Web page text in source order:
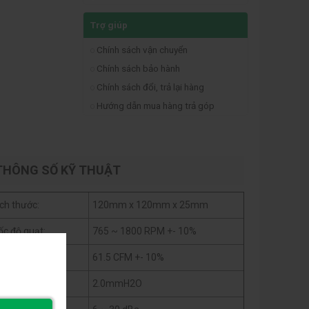
Trợ giúp
Chính sách vận chuyển
Chính sách bảo hành
Chính sách đổi, trả lại hàng
Hướng dẫn mua hàng trả góp
SỐ KỸ THUẬT
thước: 120mm x 120mm x 25mm
độ quạt: 765 ~ 1800 RPM +- 10%
61.5 CFM +- 10%
2.0mmH2O